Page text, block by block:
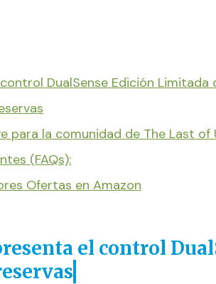
DualSense Edición Limitada
para la comunidad de The Last of
(FAQs):
Ofertas en Amazon
el control